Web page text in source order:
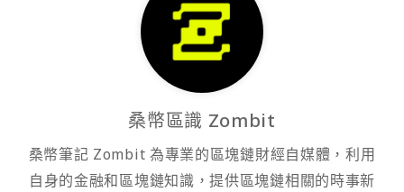
桑幣區識 Zombit
桑幣筆記 Zombit 為專業的區塊鏈財經自媒體，利用
自身的金融和區塊鏈知識，提供區塊鏈相關的時事新